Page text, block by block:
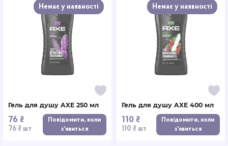
Немає у наявності
Гель для душу AXE 250 мл
76 ₴
76 ₴ шт
Повідомити, коли
з'явиться
Немає у наявності
Гель для душу AXE 400 мл
110 ₴
110 ₴ шт
Повідомити, коли
з'явиться